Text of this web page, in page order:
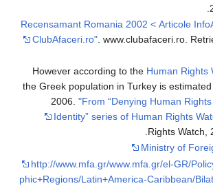
"Recensamant Romania 2002 < Articole
ClubAfaceri.ro". www.clubafaceri.ro.
However according to the Human Rights
the Greek population in Turkey is
2006."From “Denying Human
Identity” series of Human Rights
Rights Watch,
Ministry of
http://www.mfa.gr/www.mfa.gr/el-GR/
phic+Regions/Latin+America-Caribbean/